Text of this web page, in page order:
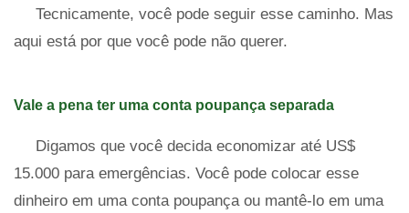
Tecnicamente, você pode seguir esse caminho. Mas
aqui está por que você pode não querer.
Vale a pena ter uma conta poupança separada
Digamos que você decida economizar até US$
15.000 para emergências. Você pode colocar esse
dinheiro em uma conta poupança ou mantê-lo em uma